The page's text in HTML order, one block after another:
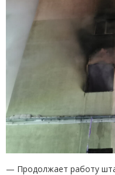
— Продолжает работу